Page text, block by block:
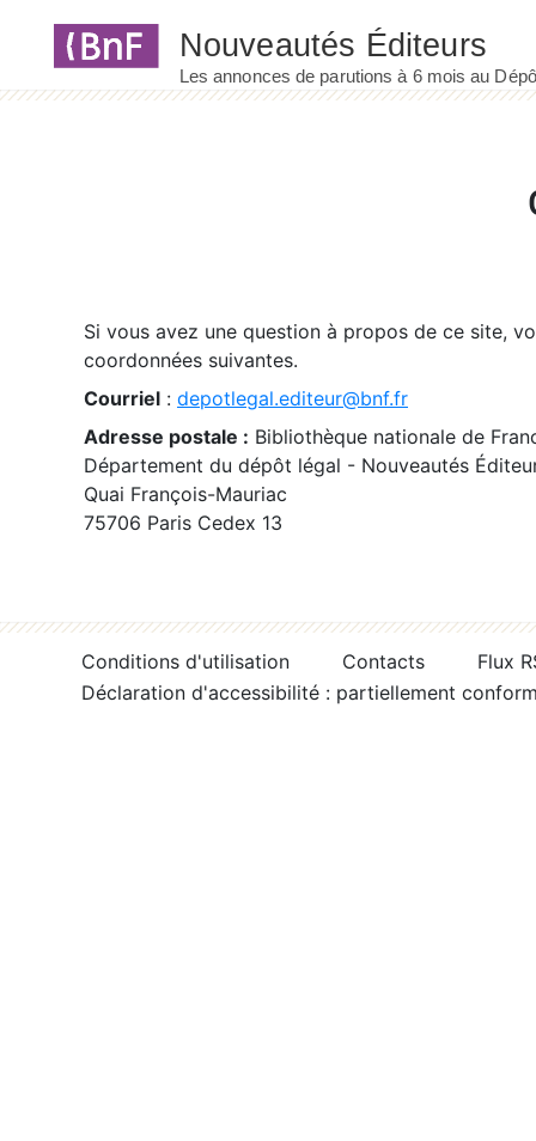
Si vous avez une question à propos de ce site,
coordonnées suivantes.
Courriel : depotlegal.editeur@bnf.fr
Adresse postale : Bibliothèque nationale de
Département du dépôt légal - Nouveautés
Quai François-Mauriac
75706 Paris Cedex 13
Conditions d'utilisation Contacts
Flux
Déclaration d'accessibilité : partiellement